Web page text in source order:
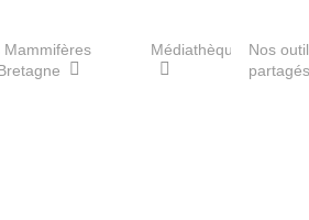
Mammifères
Médiathèque
Nos
partagés